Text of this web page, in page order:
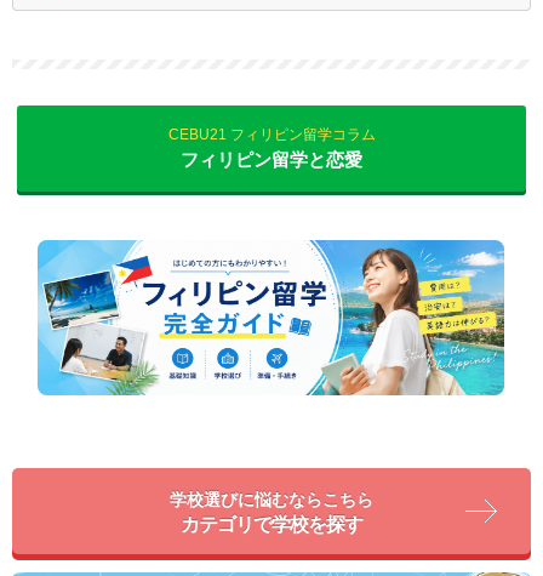
CEBU21 フィリピン留学コラム
フィリピン留学と恋愛
学校選びに悩むならこちら
カテゴリで学校を探す